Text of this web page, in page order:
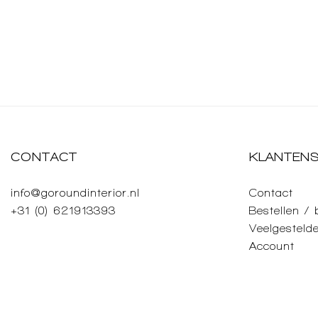
CONTACT
info@goroundinterior.nl
+31 (0) 621913393
Contact
Bestellen /
Account